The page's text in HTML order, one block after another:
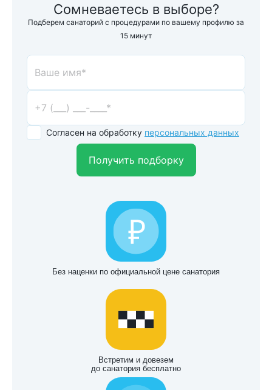
Сомневаетесь в выборе?
Подберем санаторий с процедурами по вашему профилю за
15 минут
Согласен на обработку персональных данных
Получить подборку
Без наценки по официальной цене санатория
Встретим и довезем
до санатория бесплатно